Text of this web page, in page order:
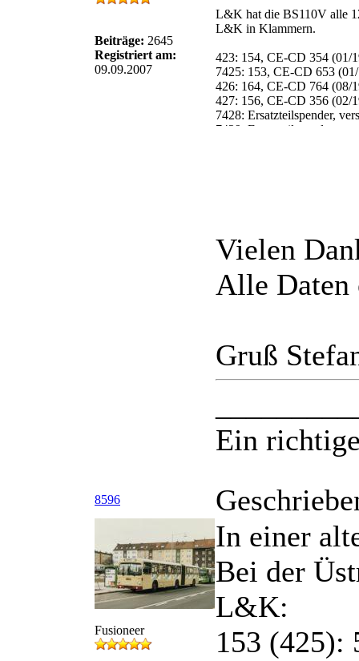
Beiträge: 2645
Registriert am:
09.09.2007
L&K hat die BS110V alle
L&K in Klammern.
423: 154, CE-CD 354 (01/
7425: 153, CE-CD 653
426: 164, CE-CD 764 (08/
427: 156, CE-CD 356 (02/
7428: Ersatzteilspender,
7429: Ersatzteilspender,
Vielen
Alle Daten
Gruß
Ein
8596
Fusioneer
In einer
Bei der
L&K:
153 (425):